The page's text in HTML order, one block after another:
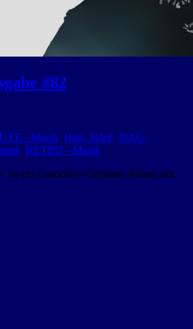
#82
- Musik, Hört, Hört!, NAG-
, RETRO - Musik
ist ein Gameboy-Chiptune Album mit